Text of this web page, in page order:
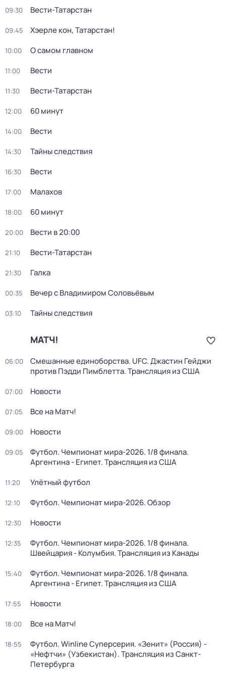
09:30 Вести-Татарстан
09:45 Хэерле кон, Татарстан!
10:00 О самом главном
11:00 Вести
11:30 Вести-Татарстан
12:00 60 минут
14:00 Вести
14:30 Тайны следствия
16:30 Вести
17:00 Малахов
18:00 60 минут
20:00 Вести в 20:00
21:10 Вести-Татарстан
21:30 Галка
00:35 Вечер с Владимиром Соловьёвым
03:10 Тайны следствия
МАТЧ!
06:00
Смешанные единоборства. UFC. Джастин Гейджи
против Пэдди Пимблетта. Трансляция из США
07:00 Новости
07:05 Все на Матч!
09:00 Новости
09:05
Футбол. Чемпионат мира-2026. 1/8 финала.
Аргентина - Египет. Трансляция из США
11:20 Улётный футбол
12:10 Футбол. Чемпионат мира-2026. Обзор
12:30 Новости
12:35
Футбол. Чемпионат мира-2026. 1/8 финала.
Швейцария - Колумбия. Трансляция из Канады
15:40
Футбол. Чемпионат мира-2026. 1/8 финала.
Аргентина - Египет. Трансляция из США
17:55 Новости
18:00 Все на Матч!
18:55
Футбол. Winline Суперсерия. «Зенит» (Россия) -
«Нефтчи» (Узбекистан). Трансляция из Санкт-
Петербурга